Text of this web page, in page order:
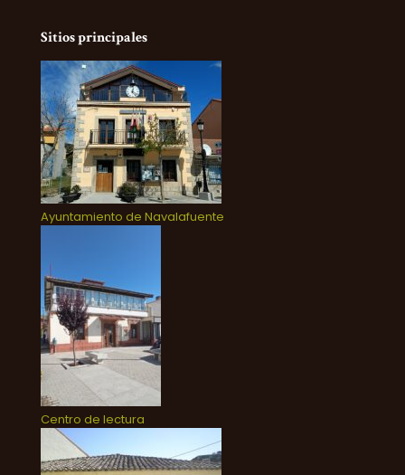
Sitios principales
Ayuntamiento de Navalafuente
Centro de lectura